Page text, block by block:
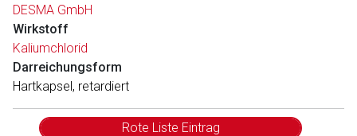
DESMA GmbH
Wirkstoff
Kaliumchlorid
Darreichungsform
Hartkapsel, retardiert
Rote Liste Eintrag